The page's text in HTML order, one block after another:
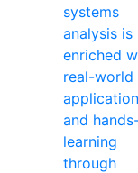
systems
analysis is
enriched
real-world
and
learning
through